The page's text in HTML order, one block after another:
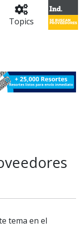
Topics
tema en el